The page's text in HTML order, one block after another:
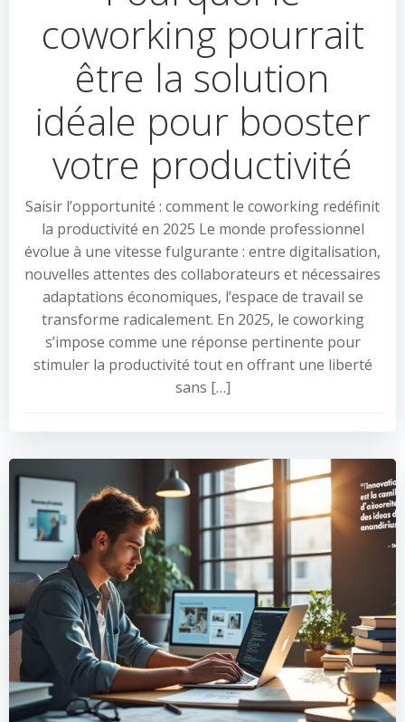
coworking pourrait
être la solution
idéale pour booster
votre productivité
Saisir l’opportunité : comment le coworking redéfinit
la productivité en 2025 Le monde professionnel
évolue à une vitesse fulgurante : entre digitalisation,
nouvelles attentes des collaborateurs et nécessaires
adaptations économiques, l’espace de travail se
transforme radicalement. En 2025, le coworking
s’impose comme une réponse pertinente pour
stimuler la productivité tout en offrant une liberté
sans […]